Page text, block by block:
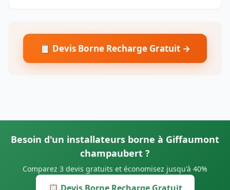
📋 Devis Borne Recharge Gratuit →
Besoin d'un installateurs borne à Giffaumont
champaubert ?
Comparez 3 devis gratuits et économisez jusqu'à 40%